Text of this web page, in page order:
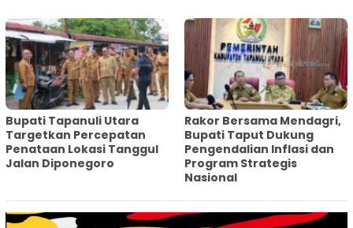
‎Bupati Tapanuli Utara
Targetkan Percepatan
Penataan Lokasi Tanggul
Jalan Diponegoro
Rakor Bersama Mendagri,
Bupati Taput Dukung
Pengendalian Inflasi dan
Program Strategis
Nasional‎